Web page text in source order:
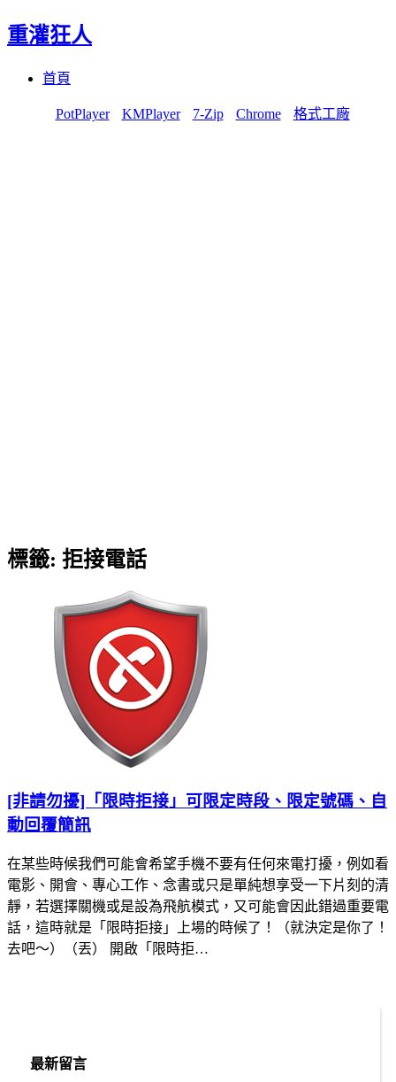
重灌狂人
首頁
PotPlayer KMPlayer 7-Zip Chrome 格式工廠
標籤: 拒接電話
[非請勿擾]「限時拒接」可限定時段、限定號碼、自
動回覆簡訊
在某些時候我們可能會希望手機不要有任何來電打擾，例如看
電影、開會、專心工作、念書或只是單純想享受一下片刻的清
靜，若選擇關機或是設為飛航模式，又可能會因此錯過重要電
話，這時就是「限時拒接」上場的時候了！（就決定是你了！
去吧～）（丟） 開啟「限時拒…
最新留言